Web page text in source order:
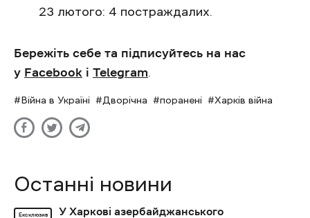
23 лютого: 4 постраждалих.
Бережіть себе та підписуйтесь на нас
у Facebook і Telegram.
Війна в Україні Дворічна поранені Харків війна
Останні новини
Ексклюзив
У Харкові азербайджанського